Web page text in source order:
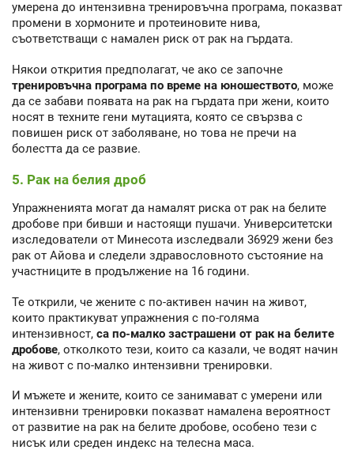
умерена до интензивна тренировъчна програма, показват
промени в хормоните и протеиновите нива,
съответстващи с намален риск от рак на гърдата.
Някои открития предполагат, че ако се започне
тренировъчна програма по време на юношеството, може
да се забави появата на рак на гърдата при жени, които
носят в техните гени мутацията, която се свързва с
повишен риск от заболяване, но това не пречи на
болестта да се развие.
5. Рак на белия дроб
Упражненията могат да намалят риска от рак на белите
дробове при бивши и настоящи пушачи. Университетски
изследователи от Минесота изследвали 36929 жени без
рак от Айова и следели здравословното състояние на
участниците в продължение на 16 години.
Те открили, че жените с по-активен начин на живот,
които практикуват упражнения с по-голяма
интензивност, са по-малко застрашени от рак на белите
дробове, отколкото тези, които са казали, че водят начин
на живот с по-малко интензивни тренировки.
И мъжете и жените, които се занимават с умерени или
интензивни тренировки показват намалена вероятност
от развитие на рак на белите дробове, особено тези с
нисък или среден индекс на телесна маса.